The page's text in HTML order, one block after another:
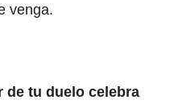
venga.
de tu duelo celebra